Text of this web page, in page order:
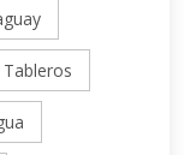
Tableros